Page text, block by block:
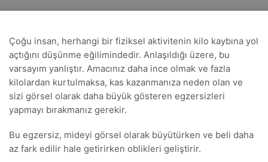
Çoğu insan, herhangi bir fiziksel aktivitenin kilo kaybına yol
açtığını düşünme eğilimindedir. Anlaşıldığı üzere, bu
varsayım yanlıştır. Amacınız daha ince olmak ve fazla
kilolardan kurtulmaksa, kas kazanmanıza neden olan ve
sizi görsel olarak daha büyük gösteren egzersizleri
yapmayı bırakmanız gerekir.
Bu egzersiz, mideyi görsel olarak büyütürken ve beli daha
az fark edilir hale getirirken oblikleri geliştirir.